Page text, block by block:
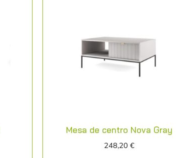
Mesa de centro Nova Gray
248,20 €